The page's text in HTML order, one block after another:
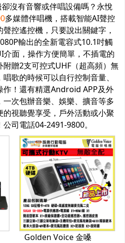
沒有音響或伴唱設備嗎？永悅
多媒體伴唱機，搭載智能AI聲控
控遙控機，只要說出關鍵字，
輸出的全新電容式10.1吋觸
面，操作方便簡單，不插電的
贈2支可控式UHF（超高頻）無
歌的時候可以自行控制音量、
作！還有精選Android APP及外
次包辦音樂、娛樂、擴音等多
視聽覺享受，戶外活動或小聚
司電話04-2491-9800。
Golden Voice 金嗓